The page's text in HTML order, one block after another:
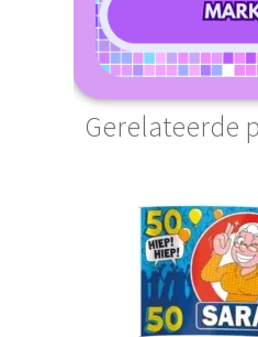
Gerelateerde